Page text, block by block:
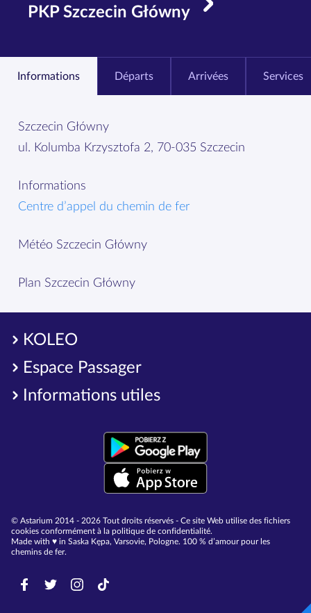
PKP Szczecin Główny
Informations Départs Arrivées Services
Szczecin Główny
ul. Kolumba Krzysztofa 2, 70-035 Szczecin
Informations
Centre d’appel du chemin de fer
Météo Szczecin Główny
Plan Szczecin Główny
KOLEO
Espace Passager
Informations utiles
© Astarium 2014 - 2026 Tout droits réservés - Ce site Web utilise des fichiers
cookies conformément à la politique de confidentialité.
Made with ♥︎ in Saska Kępa, Varsovie, Pologne. 100 % d’amour pour les
chemins de fer.